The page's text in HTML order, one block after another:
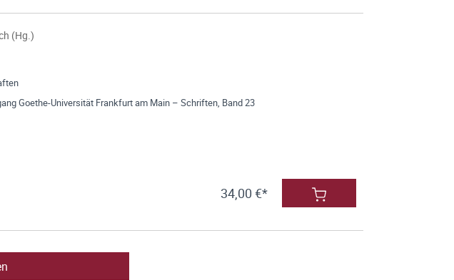
(Hg.)
Goethe-Universität Frankfurt am Main – Schriften, Band 23
34,00 €*